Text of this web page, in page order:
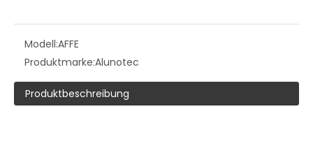
Modell:AFFE
Produktmarke:Alunotec
Produktbeschreibung